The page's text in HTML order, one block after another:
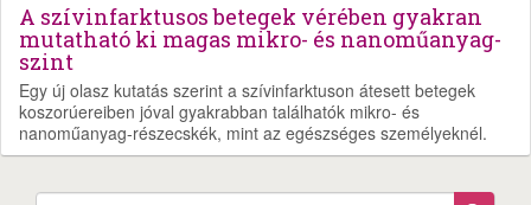
A szívinfarktusos betegek vérében gyakran
mutatható ki magas mikro- és nanoműanyag-
szint
Egy új olasz kutatás szerint a szívinfarktuson átesett betegek
koszorúereiben jóval gyakrabban találhatók mikro- és
nanoműanyag-részecskék, mint az egészséges személyeknél.